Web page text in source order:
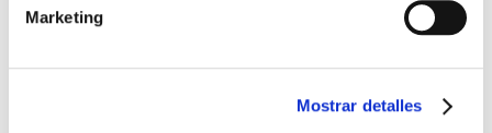
Marketing
Mostrar detalles
barniz multiadherente en base agua. En zonas de
fuegos, se recomienda proteger con placas, silestone,
dado que el frotar en exceso dañaría el papel. Su
colocación es cola en la pared y tira en seco, sin